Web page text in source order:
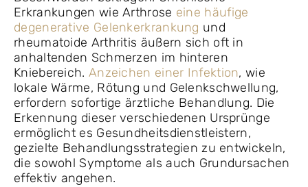
Erkrankungen wie Arthrose eine häufige
degenerative Gelenkerkrankung und
rheumatoide Arthritis äußern sich oft in
anhaltenden Schmerzen im hinteren
Kniebereich. Anzeichen einer Infektion, wie
lokale Wärme, Rötung und Gelenkschwellung,
erfordern sofortige ärztliche Behandlung. Die
Erkennung dieser verschiedenen Ursprünge
ermöglicht es Gesundheitsdienstleistern,
gezielte Behandlungsstrategien zu entwickeln,
die sowohl Symptome als auch Grundursachen
effektiv angehen.